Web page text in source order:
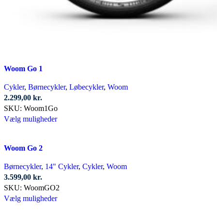
Woom Go 1
Cykler, Børnecykler, Løbecykler, Woom
2.299,00 kr.
SKU: Woom1Go
Vælg mulighederDette
Mulighederne
vælges
Woom Go 2
Børnecykler, 14" Cykler, Cykler, Woom
3.599,00 kr.
SKU: WoomGO2
Vælg mulighederDette